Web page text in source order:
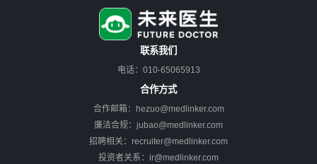
联系我们
电话：010-65065913
合作方式
合作邮箱：hezuo@medlinker.com
廉洁合规：jubao@medlinker.com
招聘相关：recruiter@medlinker.com
投资者关系：ir@medlinker.com